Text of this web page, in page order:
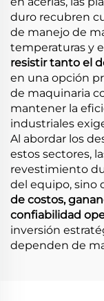
duro recubren
de manejo de
temperaturas y
resistir tanto el
en una opción
de maquinaria
mantener la
industriales
Al abordar los
estos sectores,
revestimiento
del equipo, sino
de costos,
confiabilidad
inversión
dependen de